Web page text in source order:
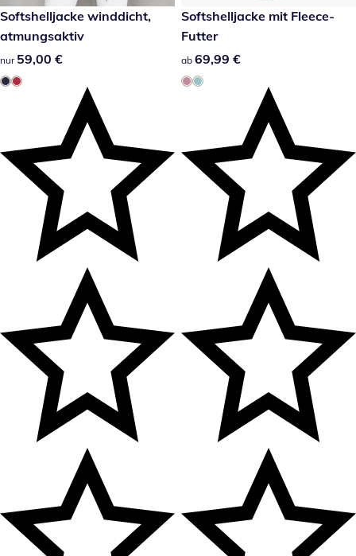
59,00 €
Softshelljacke winddicht,
atmungsaktiv
59,00 €
nur 59,00 €
69,99 €
Softshelljacke mit Fleece-
Futter
69,99 €
ab 69,99 €